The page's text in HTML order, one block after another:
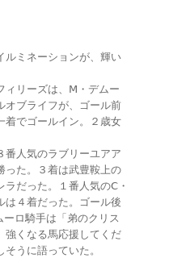
ミネーションが、輝い
ィリーズは、Ⅿ・デムー
オブライフが、ゴール前
着でゴールイン。２歳女
人気のラブリーユアア
った。３着は武豊鞍上の
ラだった。１番人気のⅭ・
は４着だった。ゴール後
ロ騎手は「弟のクリス
強くなる馬応援してくだ
うに語っていた。